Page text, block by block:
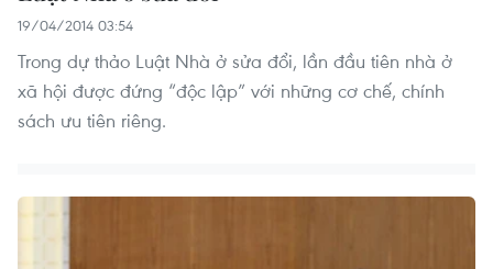
19/04/2014 03:54
Trong dự thảo Luật Nhà ở sửa đổi, lần đầu tiên nhà ở
xã hội được đứng “độc lập” với những cơ chế, chính
sách ưu tiên riêng.